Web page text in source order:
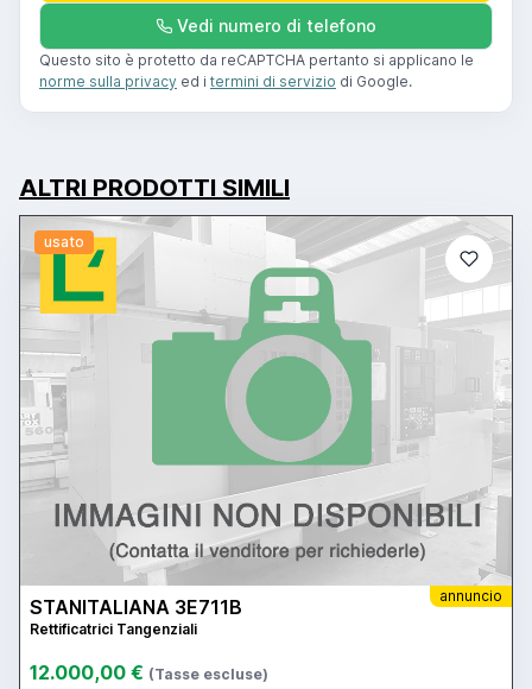
Vedi numero di telefono
Questo sito è protetto da reCAPTCHA pertanto si applicano le
norme sulla privacy ed i termini di servizio di Google.
ALTRI PRODOTTI SIMILI
usato
annuncio
STANITALIANA 3E711B
Rettificatrici Tangenziali
12.000,00 € (Tasse escluse)